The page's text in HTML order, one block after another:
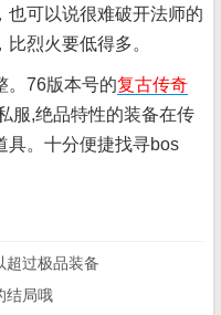
也可以说很难破开法师的
烈火要低得多。
76版本号的复古传奇
服,绝品特性的装备在传
具。十分便捷找寻bos
超过极品装备
结局哦